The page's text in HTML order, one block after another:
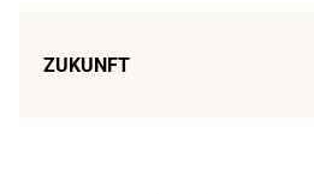
ZUKUNFT